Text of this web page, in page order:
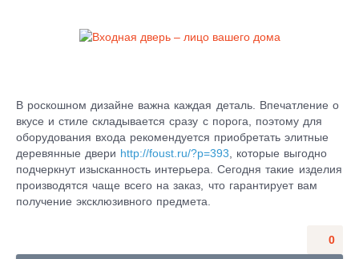
В роскошном дизайне важна каждая деталь. Впечатление о
вкусе и стиле складывается сразу с порога, поэтому для
оборудования входа рекомендуется приобретать элитные
деревянные двери http://foust.ru/?p=393, которые выгодно
подчеркнут изысканность интерьера. Сегодня такие изделия
производятся чаще всего на заказ, что гарантирует вам
получение эксклюзивного предмета.
0